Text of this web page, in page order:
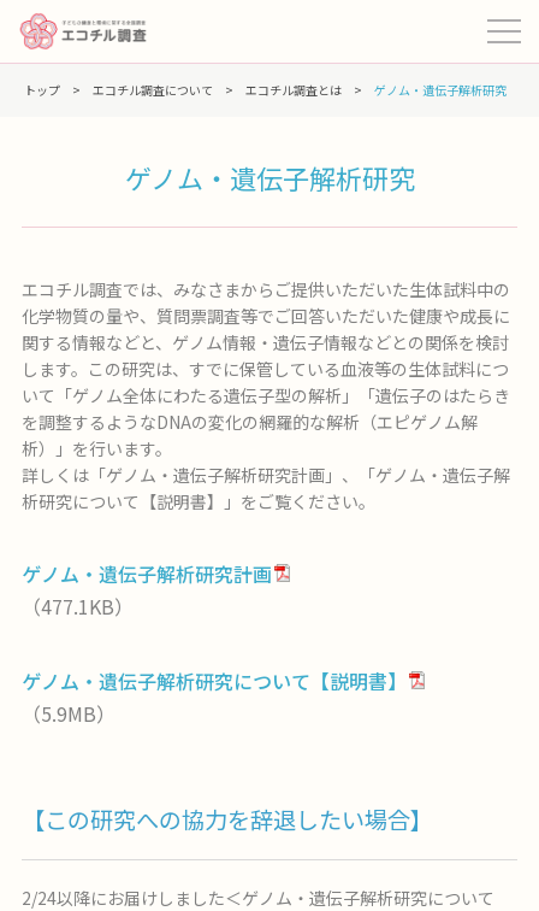
トップ > エコチル調査について > エコチル調査とは > ゲノム・遺伝子解析研究
ゲノム・遺伝子解析研究
エコチル調査では、みなさまからご提供いただいた生体試料中の
化学物質の量や、質問票調査等でご回答いただいた健康や成長に
関する情報などと、ゲノム情報・遺伝子情報などとの関係を検討
します。この研究は、すでに保管している血液等の生体試料につ
いて「ゲノム全体にわたる遺伝子型の解析」「遺伝子のはたらき
を調整するようなDNAの変化の網羅的な解析（エピゲノム解
析）」を行います。
詳しくは「ゲノム・遺伝子解析研究計画」、「ゲノム・遺伝子解
析研究について【説明書】」をご覧ください。
ゲノム・遺伝子解析研究計画
（477.1KB）
ゲノム・遺伝子解析研究について【説明書】
（5.9MB）
【この研究への協力を辞退したい場合】
2/24以降にお届けしました＜ゲノム・遺伝子解析研究について